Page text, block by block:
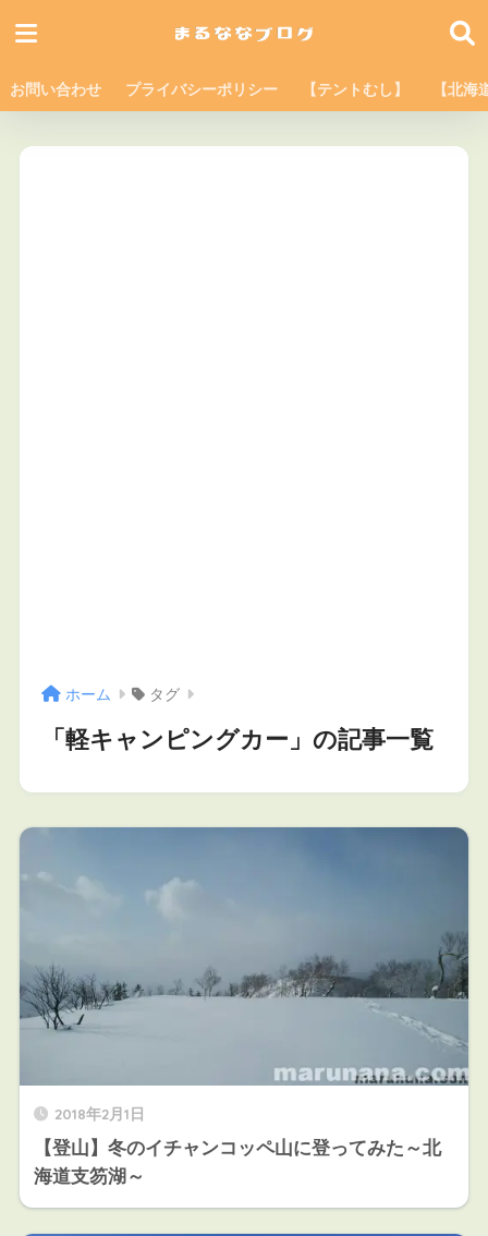
お問い合わせ プライバシーポリシー 【テントむし】 【北海
ホーム タグ
「軽キャンピングカー」の記事一覧
2018年2月1日
【登山】冬のイチャンコッペ山に登ってみた～北
海道支笏湖～